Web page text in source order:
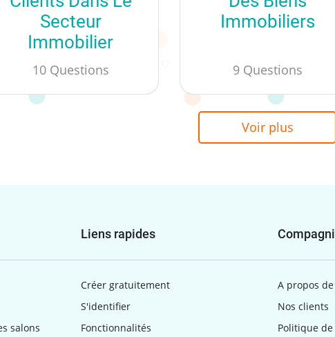
Secteur
Immobilier
10 Questions
Immobiliers
9 Questions
Voir plus
salons
Liens rapides
Créer gratuitement
S'identifier
Fonctionnalités
A propos
Nos clients
Politique